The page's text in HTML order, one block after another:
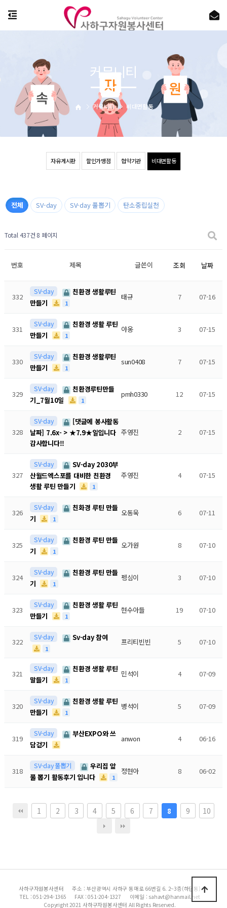
자유게시판 할인가맹점 협약기관 비대면활동
커뮤니티 비대면활동
커뮤니티
전체 SV-day SV-day 풀뽑기 탄소중립실천
Total 437건 8 페이지
번호 제목 글쓴이 조회 날짜
332
SV-day
친환경 생활루틴
만들기
1
태규 7 07-16
331
SV-day
친환경 생활 루틴
만들기
1
야옹 3 07-15
330
SV-day
친환경 생활루틴
만들기
1
sun0408 7 07-15
329
SV-day
친환경루틴만들
기_7월10일
1
pmh0330 12 07-15
328
SV-day
[댓글에 봉사활동
날짜] 7.6x- > ★7.9★일입니다
감사합니다!!
주영진 2 07-15
327
SV-day
SV-day 2030부
산월드엑스포를 대비한 친환경
생활 루틴 만들기
1
주영진 4 07-15
326
SV-day
친화경 루틴 만들
기
1
오동욱 6 07-11
325
SV-day
친환경 루틴 만들
기
1
오가원 8 07-10
324
SV-day
친환경 루틴 만들
기
1
펭심이 3 07-10
323
SV-day
친환경 생활 루틴
만들기
1
현수아들 19 07-10
322 SV-day Sv-day 참여
1
프리티빈빈 5 07-10
321
SV-day
친환경 생활 루틴
말들기
1
민석이 4 07-09
320
SV-day
친환경 생활 루틴
만들기
1
병석이 5 07-09
319
SV-day
부산EXPO와 쓰
담걷기
anwon 4 06-16
318
SV-day 풀뽑기
우리집 앞
풀 뽑기 활동후기 입니다
1
정현아 8 06-02
1 2 3 4 5 6 7 8 9 10
사하구자원봉사센터
주소 : 부산광역시 사하구 동매로 66번길 6. 2~3층(하단동)
TEL : 051-294-1365
FAX : 051-204-1327
이메일 : sahavt@hanmail.net
Copyright 2021 사하구자원봉사센터 All Rights Reserved.